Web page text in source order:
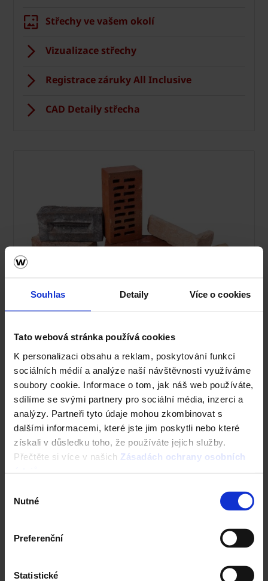
Souhlas Detaily Více o cookies
Tato webová stránka používá cookies
K personalizaci obsahu a reklam, poskytování funkcí
sociálních médií a analýze naší návštěvnosti využíváme
soubory cookie. Informace o tom, jak náš web používáte,
sdílíme se svými partnery pro sociální média, inzerci a
analýzy. Partneři tyto údaje mohou zkombinovat s
dalšími informacemi, které jste jim poskytli nebo které
získali v důsledku toho, že používáte jejich služby.
Přečtěte si více v našich Zásadách ochrany osobních
souhlasu
Nutné
Preferenční
Statistické
Střechy ve vašem okolí
Vizualizace střechy
Registrace záruky All Inclusive
CAD Detaily střecha
Ceník Terca
Kalkulace fasády
Technická podpora
Specialista prodeje
Navštivte vzorkovnu Terca